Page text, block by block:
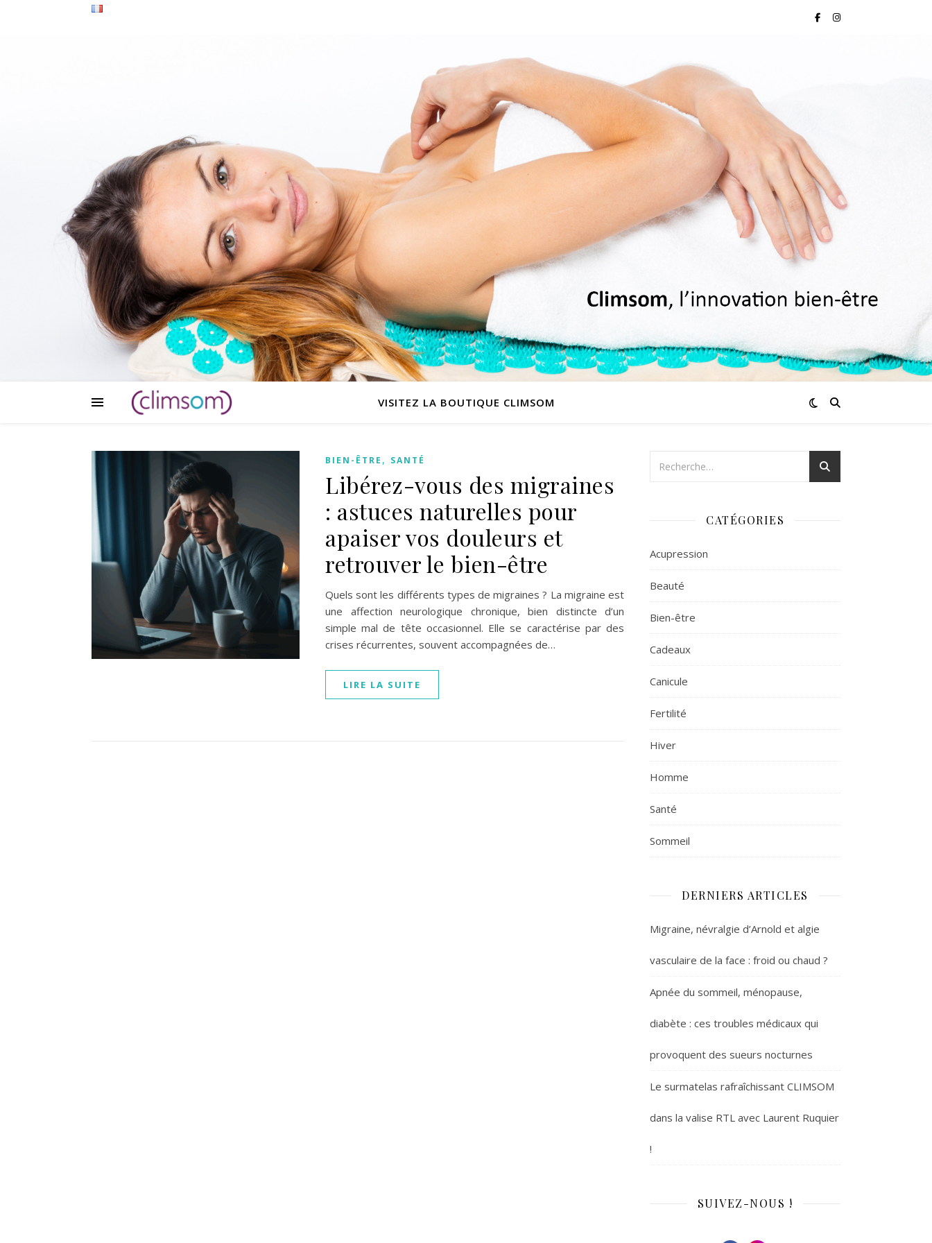
VISITEZ LA BOUTIQUE CLIMSOM
BIEN-ÊTRE , SANTÉ
Libérez-vous des migraines
: astuces naturelles pour
apaiser vos douleurs et
retrouver le bien-être
Quels sont les différents types de migraines ? La migraine est
une affection neurologique chronique, bien distincte d’un
simple mal de tête occasionnel. Elle se caractérise par des
crises récurrentes, souvent accompagnées de…
LIRE LA SUITE
CATÉGORIES
Acupression
Beauté
Bien-être
Cadeaux
Canicule
Fertilité
Hiver
Homme
Santé
Sommeil
DERNIERS ARTICLES
Migraine, névralgie d’Arnold et algie
vasculaire de la face : froid ou chaud ?
Apnée du sommeil, ménopause,
diabète : ces troubles médicaux qui
provoquent des sueurs nocturnes
Le surmatelas rafraîchissant CLIMSOM
dans la valise RTL avec Laurent Ruquier
!
SUIVEZ-NOUS !